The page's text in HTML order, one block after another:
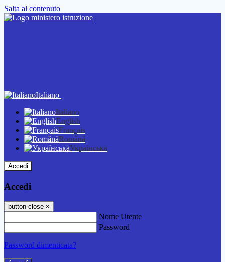
Salta al contenuto
Italiano
Italiano
English
Français
Română
Українська
Accedi
Accedi
button close ×
Nome Utente
Password
Password dimenticata?